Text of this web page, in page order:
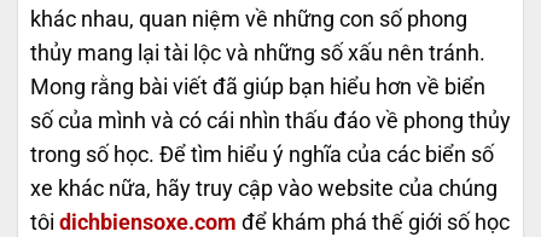
khác nhau, quan niệm về những con số phong
thủy mang lại tài lộc và những số xấu nên tránh.
Mong rằng bài viết đã giúp bạn hiểu hơn về biển
số của mình và có cái nhìn thấu đáo về phong thủy
trong số học. Để tìm hiểu ý nghĩa của các biển số
xe khác nữa, hãy truy cập vào website của chúng
tôi dichbiensoxe.com để khám phá thế giới số học